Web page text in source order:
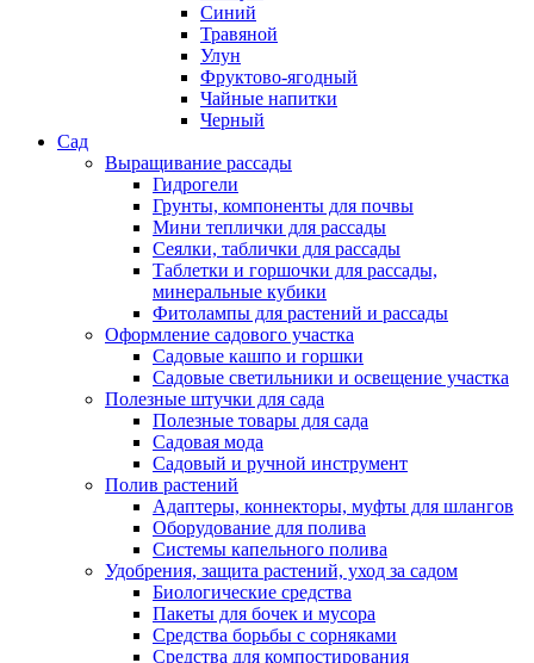
Синий
Травяной
Улун
Фруктово-ягодный
Чайные напитки
Черный
Сад
Выращивание рассады
Гидрогели
Грунты, компоненты для почвы
Мини теплички для рассады
Сеялки, таблички для рассады
Таблетки и горшочки для рассады,
минеральные кубики
Фитолампы для растений и рассады
Оформление садового участка
Садовые кашпо и горшки
Садовые светильники и освещение участка
Полезные штучки для сада
Полезные товары для сада
Садовая мода
Садовый и ручной инструмент
Полив растений
Адаптеры, коннекторы, муфты для шлангов
Оборудование для полива
Системы капельного полива
Удобрения, защита растений, уход за садом
Биологические средства
Пакеты для бочек и мусора
Средства борьбы с сорняками
Средства для компостирования